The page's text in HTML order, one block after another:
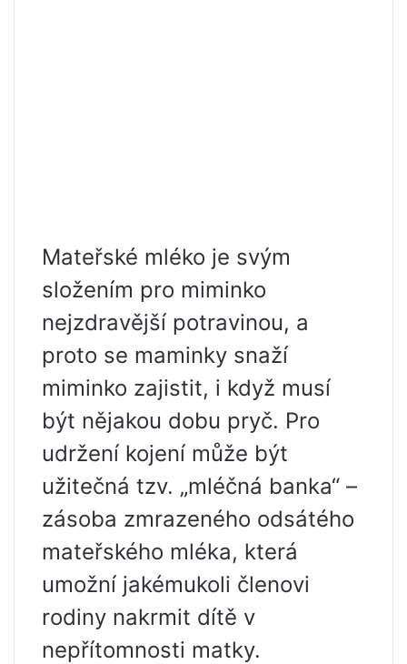
Mateřské mléko je svým
složením pro miminko
nejzdravější potravinou, a
proto se maminky snaží
miminko zajistit, i když musí
být nějakou dobu pryč. Pro
udržení kojení může být
užitečná tzv. „mléčná banka“ –
zásoba zmrazeného odsátého
mateřského mléka, která
umožní jakémukoli členovi
rodiny nakrmit dítě v
nepřítomnosti matky.